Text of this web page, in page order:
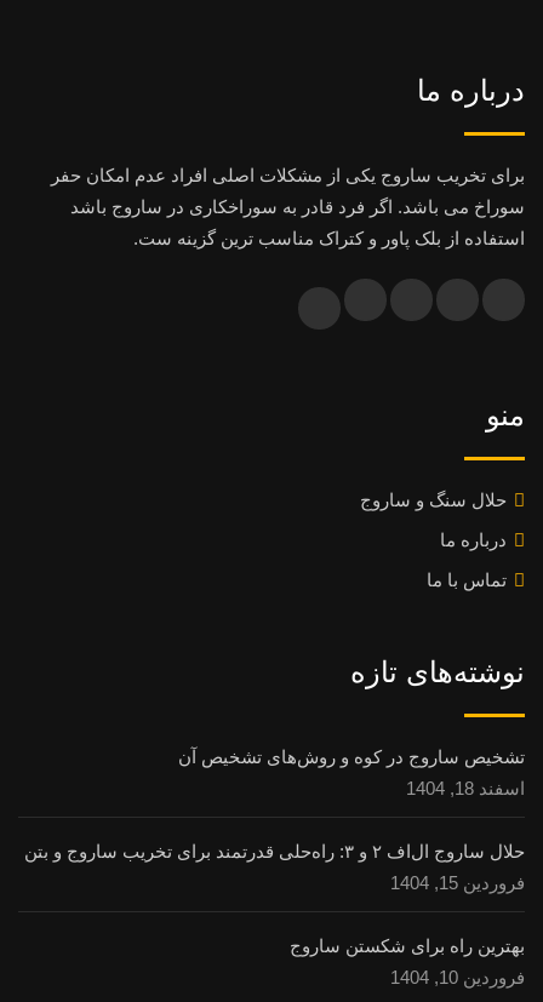
درباره ما
برای تخریب ساروج یکی از مشکلات اصلی افراد عدم امکان حفر
سوراخ می باشد. اگر فرد قادر به سوراخکاری در ساروج باشد
استفاده از بلک پاور و کتراک مناسب ترین گزینه ست.
منو
حلال سنگ و ساروج
درباره ما
تماس با ما
نوشته‌های تازه
تشخیص ساروج در کوه و روش‌های تشخیص آن
اسفند 18, 1404
حلال ساروج ال‌اف ۲ و ۳: راه‌حلی قدرتمند برای تخریب ساروج و بتن
فروردین 15, 1404
بهترین راه برای شکستن ساروج
فروردین 10, 1404